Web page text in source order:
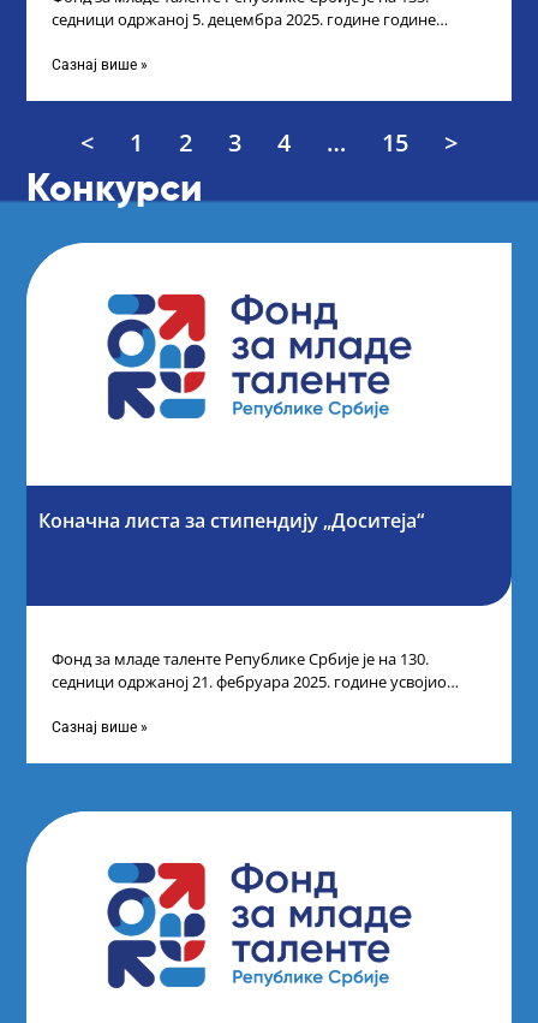
седници одржаној 5. децембра 2025. године године
Сазнај више »
< 1 2 3 4 … 15 >
Конкурси
Коначна листа за стипендију „Доситеја“
Фонд за младе таленте Републике Србије је на 130.
седници одржаној 21. фебруара 2025. године усвојио
Сазнај више »